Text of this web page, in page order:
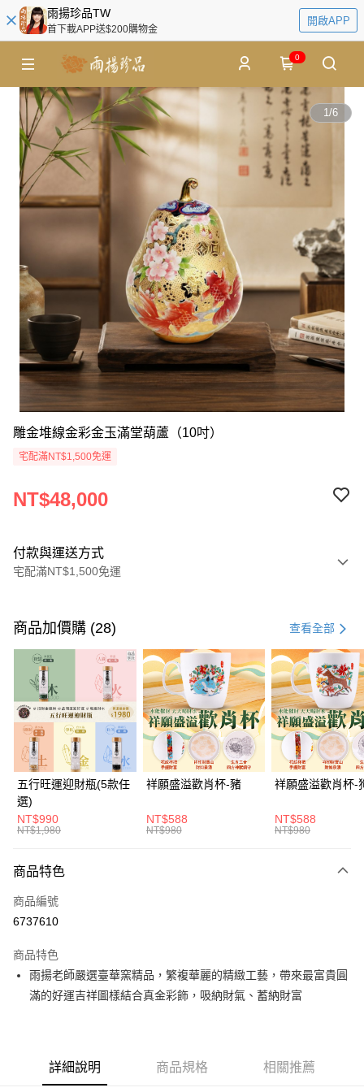
雨揚珍品TW
首下載APP送$200購物金
開啟APP
0
1/6
雕金堆線金彩金玉滿堂葫蘆（10吋）
宅配滿NT$1,500免運
NT$48,000
付款與運送方式
宅配滿NT$1,500免運
信用卡一次付款
信用卡分期付款
3 期 0 利率 每期 NT$16,000 21家銀行
合作金庫商業銀行
第一商業銀行
華南商業銀行
彰化商業銀行
上海商業儲蓄銀行
台北富邦商業銀行
國泰世華商業銀行
兆豐國際商業銀行
臺灣中小企業銀行
台中商業銀行
匯豐（台灣）商業銀行
華泰商業銀行
元大商業銀行
台灣樂天信用卡公司
LINE Pay
Apple Pay
街口支付
悠遊付
全支付
大哥付你分期
【大哥付你分期使用說明】
1.本服務由台灣大哥大提供，台灣大哥大用戶可立即使用無須另外申請。
成交易。
3.實際核准額度、可分期數及費用金額請依後續交易確認頁面所載為準。
4.訂單成立30分鐘內，如未前往確認交易或遇審核未通過，訂單將自動取
消。如遇「轉專審核」未通過狀況，表示未達大哥付你分期系統評分，恕無
醒簡訊。
2.透過簡訊連結打開帳單後，可選擇「超商條碼／台灣大直營門市／銀行轉
運送方式
宅配
每筆NT$120，滿NT$1,500(含以上)免運費
商品加價購 (28) 查看全部
五行旺運迎財瓶(5款任
選)
NT$990
NT$1,980
祥願盛溢歡肖杯-豬
NT$588
NT$980
祥願盛溢歡肖杯-
NT$588
NT$980
商品特色
商品編號
6737610
商品特色
雨揚老師嚴選臺華窯精品，繁複華麗的精緻工藝，帶來最富貴圓
滿的好運吉祥圖樣結合真金彩飾，吸納財氣、蓄納財富
詳細說明 商品規格 相關推薦